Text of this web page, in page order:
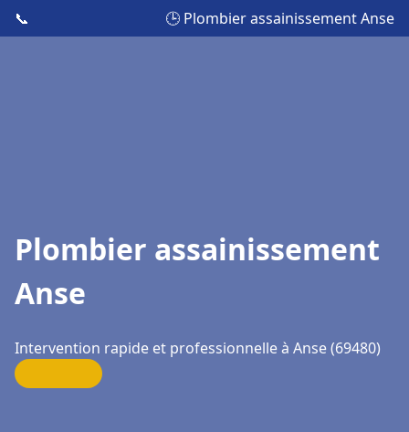
📞 🕒 Plombier assainissement Anse
Plombier assainissement
Anse
Intervention rapide et professionnelle à Anse (69480)